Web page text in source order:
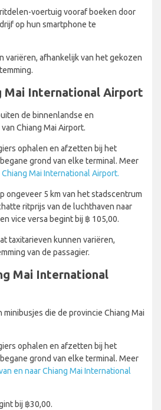
voertuig vooraf boeken door
op hun smartphone te
variëren, afhankelijk van het gekozen
Mai International Airport
de binnenlandse en
Chiang Mai Airport.
ophalen en afzetten bij het
grond van elke terminal. Meer
Mai International Airport.
ongeveer 5 km van het stadscentrum
ritprijs van de luchthaven naar
vice versa begint bij ฿ 105,00.
taxitarieven kunnen variëren,
van de passagier.
Mai International
die de provincie Chiang Mai
ophalen en afzetten bij het
grond van elke terminal. Meer
en naar Chiang Mai International
bij ฿30,00.